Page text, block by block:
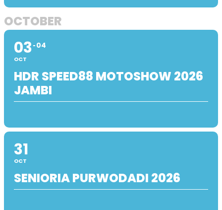
OCTOBER
03
OCT
04
HDR SPEED88 MOTOSHOW 2026
JAMBI
31
OCT
SENIORIA PURWODADI 2026